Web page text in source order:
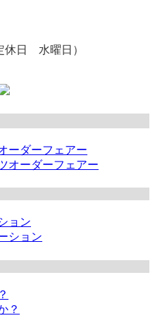
休日 水曜日）
ーダーフェアー
ョン